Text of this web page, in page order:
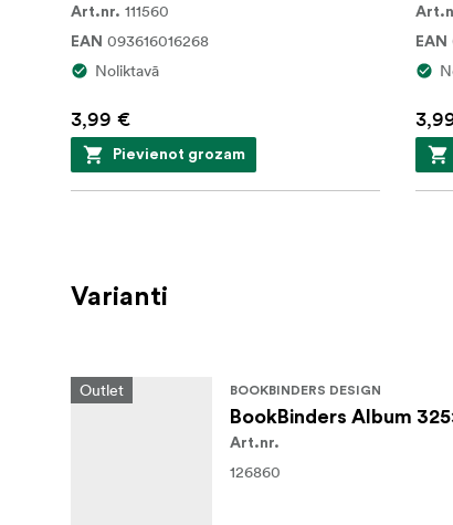
Art.nr. 111560
EAN 093616016268
Noliktavā
3,99 €
Pievienot grozam
EAN
Varianti
Outlet BOOKBINDERS DESIGN
BookBinders Album
Art.nr.
126860